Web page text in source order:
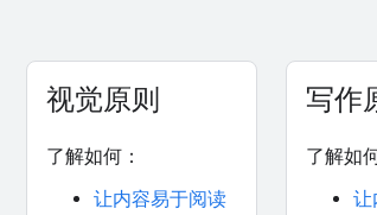
视觉原则
了解如何：
让内容易于阅读
写作
了解如
让